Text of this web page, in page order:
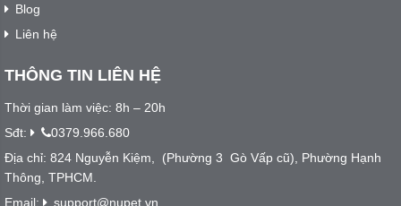
Blog
Liên hệ
THÔNG TIN LIÊN HỆ
Thời gian làm việc: 8h – 20h
Sđt:
0379.966.680
Địa chỉ: 824 Nguyễn Kiệm, (Phường 3 Gò Vấp cũ), Phường Hạnh
Thông, TPHCM.
Email:
support@nupet.vn